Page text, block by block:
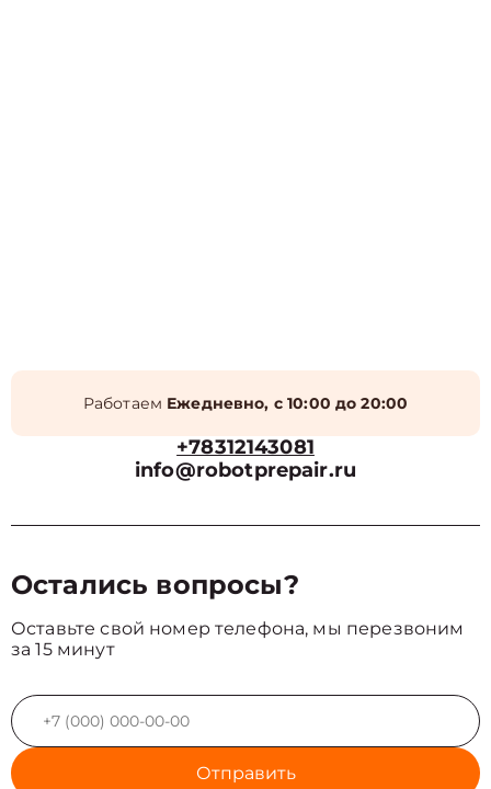
Работаем Ежедневно, с 10:00 до 20:00
+78312143081
info@robotprepair.ru
Остались вопросы?
Оставьте свой номер телефона, мы перезвоним
за 15 минут
Отправить